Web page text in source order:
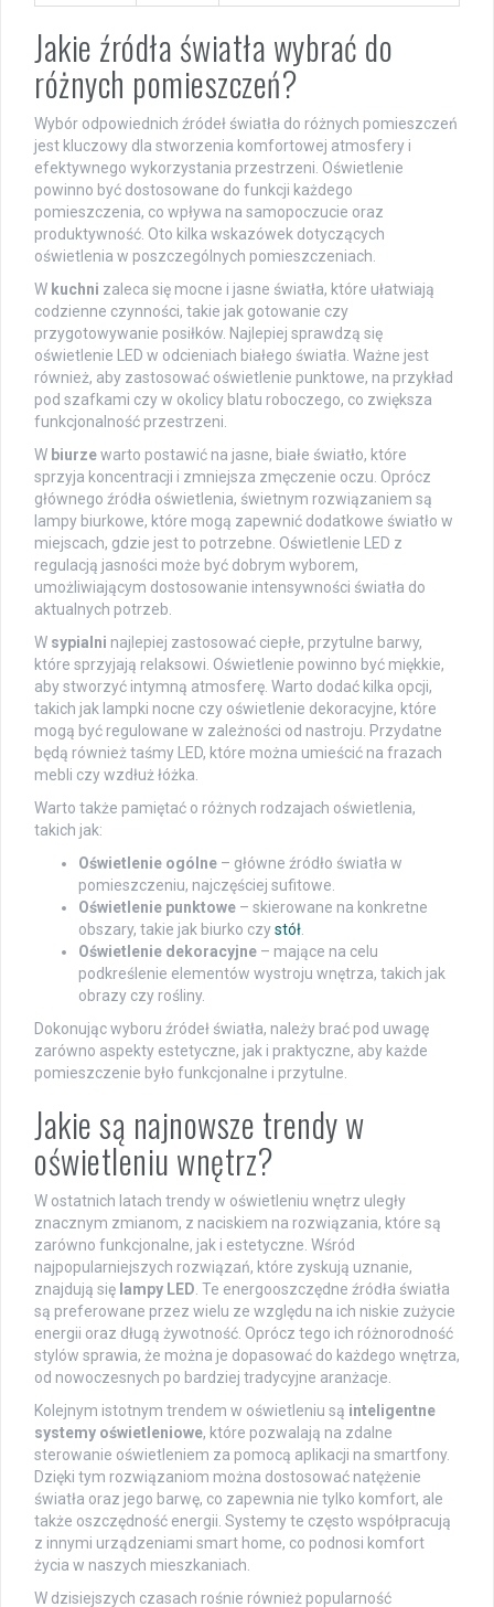
Jakie źródła światła wybrać do
różnych pomieszczeń?
Wybór odpowiednich źródeł światła do różnych pomieszczeń
jest kluczowy dla stworzenia komfortowej atmosfery i
efektywnego wykorzystania przestrzeni. Oświetlenie
powinno być dostosowane do funkcji każdego
pomieszczenia, co wpływa na samopoczucie oraz
produktywność. Oto kilka wskazówek dotyczących
oświetlenia w poszczególnych pomieszczeniach.
W kuchni zaleca się mocne i jasne światła, które ułatwiają
codzienne czynności, takie jak gotowanie czy
przygotowywanie posiłków. Najlepiej sprawdzą się
oświetlenie LED w odcieniach białego światła. Ważne jest
również, aby zastosować oświetlenie punktowe, na przykład
pod szafkami czy w okolicy blatu roboczego, co zwiększa
funkcjonalność przestrzeni.
W biurzewarto postawić na jasne, białe światło, które
sprzyja koncentracji i zmniejsza zmęczenie oczu. Oprócz
głównego źródła oświetlenia, świetnym rozwiązaniem są
lampy biurkowe, które mogą zapewnić dodatkowe światło w
miejscach, gdzie jest to potrzebne. Oświetlenie LED z
regulacją jasności może być dobrym wyborem,
umożliwiającym dostosowanie intensywności światła do
aktualnych potrzeb.
W sypialni najlepiej zastosować ciepłe, przytulne barwy,
które sprzyjają relaksowi. Oświetlenie powinno być miękkie,
aby stworzyć intymną atmosferę. Warto dodać kilka opcji,
takich jak lampki nocne czy oświetlenie dekoracyjne, które
mogą być regulowane w zależności od nastroju. Przydatne
będą również taśmy LED, które można umieścić na frazach
mebli czy wzdłuż łóżka.
Warto także pamiętać o różnych rodzajach oświetlenia,
takich jak:
Oświetlenie ogólne – główne źródło światła w
pomieszczeniu, najczęściej sufitowe.
Oświetlenie punktowe – skierowane na konkretne
obszary, takie jak biurko czystół.
Oświetlenie dekoracyjne – mające na celu
podkreślenie elementów wystroju wnętrza, takich jak
obrazy czy rośliny.
Dokonując wyboru źródeł światła, należy brać pod uwagę
zarówno aspekty estetyczne, jak i praktyczne, aby każde
pomieszczenie było funkcjonalne i przytulne.
Jakie są najnowsze trendy w
oświetleniu wnętrz?
W ostatnich latach trendy w oświetleniu wnętrz uległy
znacznym zmianom, z naciskiem na rozwiązania, które są
zarówno funkcjonalne, jak i estetyczne. Wśród
najpopularniejszych rozwiązań, które zyskują uznanie,
znajdują się lampy LED. Te energooszczędne źródła światła
są preferowane przez wielu ze względu na ich niskie zużycie
energii oraz długą żywotność. Oprócz tego ich różnorodność
stylów sprawia, że można je dopasować do każdego wnętrza,
od nowoczesnych po bardziej tradycyjne aranżacje.
Kolejnym istotnym trendem w oświetleniu są inteligentne
systemy oświetleniowe, które pozwalają na zdalne
sterowanie oświetleniem za pomocą aplikacji na smartfony.
Dzięki tym rozwiązaniom można dostosować natężenie
światła oraz jego barwę, co zapewnia nie tylko komfort, ale
także oszczędność energii. Systemy te często współpracują
z innymi urządzeniami smart home, co podnosi komfort
życia w naszych mieszkaniach.
W dzisiejszych czasach rośnie również popularność